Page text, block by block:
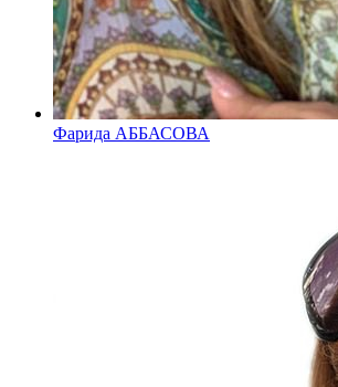
Фарида АББАСОВА